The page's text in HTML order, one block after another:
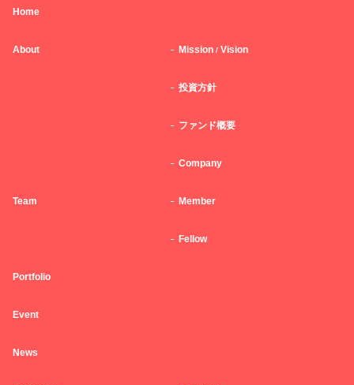
Home
About Mission / Vision
投資方針
ファンド概要
Company
Team Member
Fellow
Portfolio
Event
News